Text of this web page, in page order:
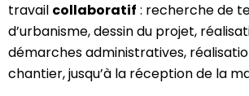
travail collaboratif : recherche de
d’urbanisme, dessin du projet,
démarches administratives,
chantier, jusqu’à la réception de la